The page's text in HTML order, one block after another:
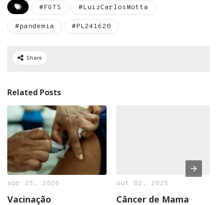
#FGTS #LuizCarlosMotta
#pandemia #PL241620
Share
Related Posts
abr 25, 2026
Vacinação
out 02, 2025
Câncer de Mama